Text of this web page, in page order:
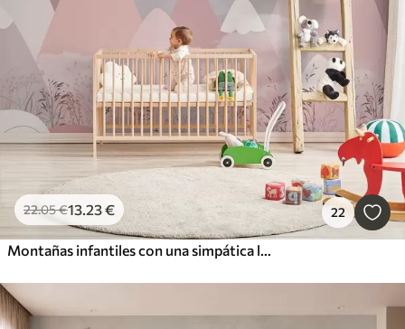
22.05€13.23€ 22
Montañas infantiles con una simpática luna y plantas en la parte inferior